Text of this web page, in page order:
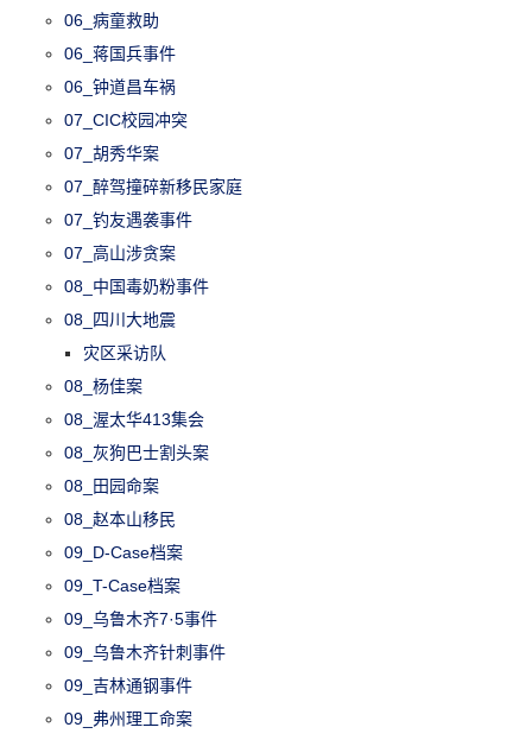
06_病童救助
06_蒋国兵事件
06_钟道昌车祸
07_CIC校园冲突
07_胡秀华案
07_醉驾撞碎新移民家庭
07_钓友遇袭事件
07_高山涉贪案
08_中国毒奶粉事件
08_四川大地震
灾区采访队
08_杨佳案
08_渥太华413集会
08_灰狗巴士割头案
08_田园命案
08_赵本山移民
09_D-Case档案
09_T-Case档案
09_乌鲁木齐7·5事件
09_乌鲁木齐针刺事件
09_吉林通钢事件
09_弗州理工命案